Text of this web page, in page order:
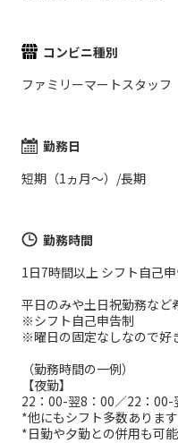
コンビニ種別
ファミリーマートスタッフ
勤務日
短期（1ヵ月～）/長期
勤務時間
1日7時間以上 シフト自己申
平日のみや土日祝勤務など
※シフト自己申告制
※曜日の固定なしなので好
（勤務時間の一例）
【夜勤】
22：00-翌8：00／22：
*他にもシフト多数あります
*日勤や夕勤との併用も可能